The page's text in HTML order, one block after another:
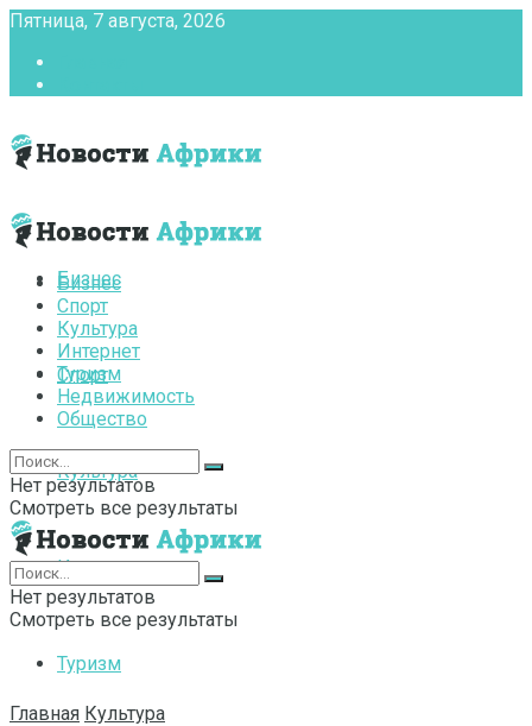
Пятница, 7 августа, 2026
Бизнес
Спорт
Культура
Интернет
Туризм
Бизнес
Спорт
Культура
Интернет
Туризм
Недвижимость
Общество
Нет результатов
Смотреть все результаты
Нет результатов
Смотреть все результаты
Главная Культура